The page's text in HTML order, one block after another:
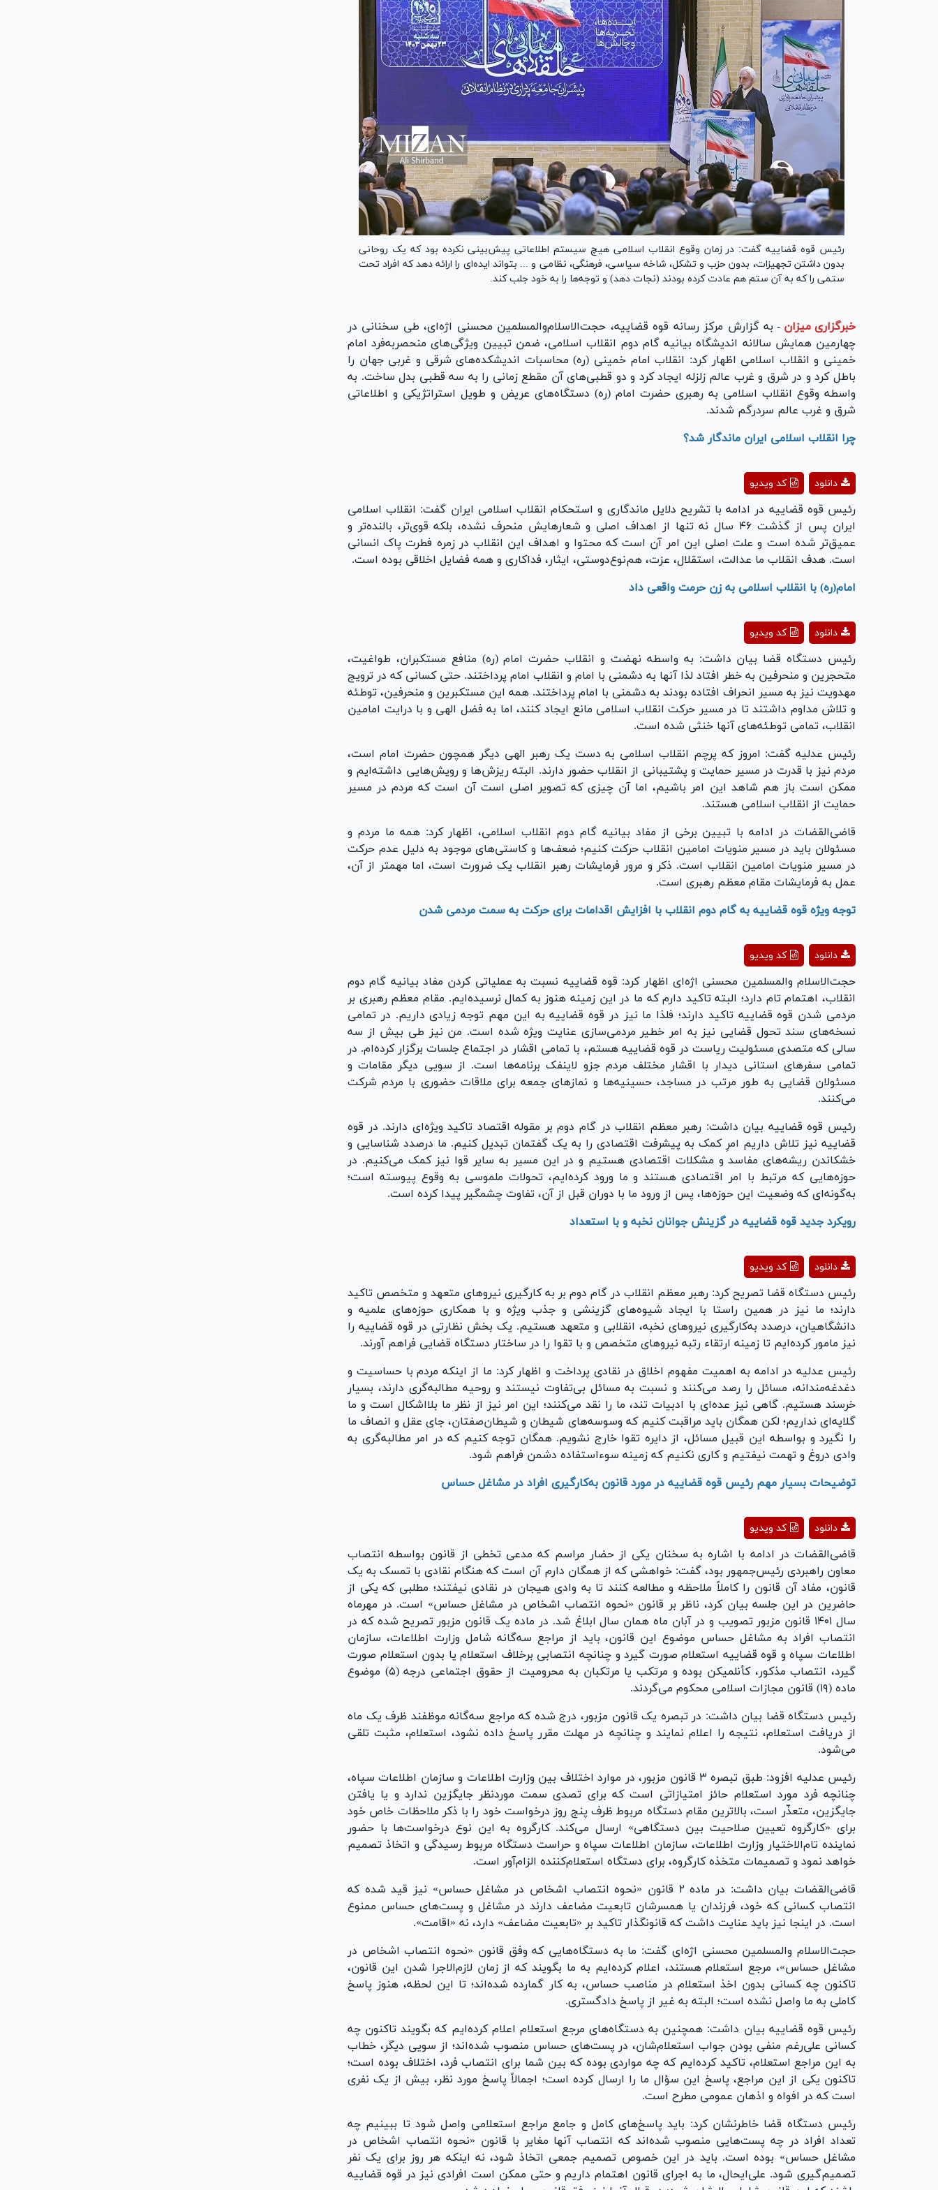
رئیس قوه قضاییه گفت: در زمان وقوع انقلاب اسلامی هیچ سیستم اطلاعاتی پیش‌بینی نکرده بود که یک روحانی
بدون داشتن تجهیزات، بدون حزب و تشکل، شاخه سیاسی، فرهنگی، نظامی و ... بتواند ایده‌ای را ارائه دهد که افراد تحت
ستمی را که به آن ستم هم عادت کرده بودند (نجات دهد) و توجه‌ها را به خود جلب کند.
خبرگزاری میزان - به گزارش مرکز رسانه قوه قضاییه، حجت‌الاسلام‌والمسلمین محسنی اژه‌ای، طی سخنانی در
چهارمین همایش سالانه اندیشگاه بیانیه گام دوم انقلاب اسلامی، ضمن تبیین ویژگی‌های منحصر‌به‌فرد امام
خمینی و انقلاب اسلامی اظهار کرد: انقلاب امام خمینی (ره) محاسبات اندیشکده‌های شرقی و غربی جهان را
باطل کرد و در شرق و غرب عالم زلزله ایجاد کرد و دو قطبی‌های آن مقطع زمانی را به سه قطبی بدل ساخت. به
واسطه وقوع انقلاب اسلامی به رهبری حضرت امام (ره) دستگاه‌های عریض و طویل استراتژیکی و اطلاعاتی
شرق و غرب عالم سردرگم شدند.
چرا انقلاب اسلامی ایران ماندگار شد؟
Video
کد ویدیو دانلود
رئیس قوه قضاییه در ادامه با تشریح دلایل ماندگاری و استحکام انقلاب اسلامی ایران گفت: انقلاب اسلامی
ایران پس از گذشت ۴۶ سال نه تنها از اهداف اصلی و شعارهایش منحرف نشده، بلکه قوی‌تر، بالنده‌تر و
عمیق‌تر شده است و علت اصلی این امر آن است که محتوا و اهداف این انقلاب در زمره فطرت پاک انسانی
است. هدف انقلاب ما عدالت، استقلال، عزت، هم‌نوع‌دوستی، ایثار، فداکاری و همه فضایل اخلاقی بوده است.
امام(ره) با انقلاب اسلامی به زن حرمت واقعی داد
Video
کد ویدیو دانلود
رئیس دستگاه قضا بیان داشت: به واسطه نهضت و انقلاب حضرت امام (ره) منافع مستکبران، طواغیت،
متحجرین و منحرفین به خطر افتاد لذا آنها به دشمنی با امام و انقلاب امام پرداختند. حتی کسانی که در ترویج
مهدویت نیز به مسیر انحراف افتاده بودند به دشمنی با امام پرداختند. همه این مستکبرین و منحرفین، توطئه
و تلاش مداوم داشتند تا در مسیر حرکت انقلاب اسلامی مانع ایجاد کنند، اما به فضل الهی و با درایت امامین
انقلاب، تمامی توطئه‌های آنها خنثی شده است.
رئیس عدلیه گفت: امروز که پرچم انقلاب اسلامی به دست یک رهبر الهی دیگر همچون حضرت امام است،
مردم نیز با قدرت در مسیر حمایت و پشتیبانی از انقلاب حضور دارند. البته ریزش‌ها و رویش‌هایی داشته‌ایم و
ممکن است باز هم شاهد این امر باشیم، اما آن چیزی که تصویر اصلی است آن است که مردم در مسیر
حمایت از انقلاب اسلامی هستند.
قاضی‌القضات در ادامه با تبیین برخی از مفاد بیانیه گام دوم انقلاب اسلامی، اظهار کرد: همه ما مردم و
مسئولان باید در مسیر منویات امامین انقلاب حرکت کنیم؛ ضعف‌ها و کاستی‌های موجود به دلیل عدم حرکت
در مسیر منویات امامین انقلاب است. ذکر و مرور فرمایشات رهبر انقلاب یک ضرورت است، اما مهمتر از آن،
عمل به فرمایشات مقام معظم رهبری است.
توجه ویژه قوه قضاییه به گام دوم انقلاب با افزایش اقدامات برای حرکت به سمت مردمی شدن
Video
کد ویدیو دانلود
حجت‌الاسلام والمسلمین محسنی اژه‌ای اظهار کرد: قوه قضاییه نسبت به عملیاتی کردن مفاد بیانیه گام دوم
انقلاب، اهتمام تام دارد؛ البته تاکید دارم که ما در این زمینه هنوز به کمال نرسیده‌ایم. مقام معظم رهبری بر
مردمی شدن قوه قضاییه تاکید دارند؛ فلذا ما نیز در قوه قضاییه به این مهم توجه زیادی داریم. در تمامی
نسخه‌های سند تحول قضایی نیز به امر خطیر مردمی‌سازی عنایت ویژه شده است. من نیز طی بیش از سه
سالی که متصدی مسئولیت ریاست در قوه قضاییه هستم، با تمامی اقشار در اجتماع جلسات برگزار کرده‌ام. در
تمامی سفر‌های استانی دیدار با اقشار مختلف مردم جزو لاینفک برنامه‌ها است. از سویی دیگر مقامات و
مسئولان قضایی به طور مرتب در مساجد، حسینیه‌ها و نماز‌های جمعه برای ملاقات حضوری با مردم شرکت
می‌کنند.
رئیس قوه قضاییه بیان داشت: رهبر معظم انقلاب در گام دوم بر مقوله اقتصاد تاکید ویژه‌ای دارند. در قوه
قضاییه نیز تلاش داریم امرِ کمک به پیشرفت اقتصادی را به یک گفتمان تبدیل کنیم. ما درصدد شناسایی و
خشکاندن ریشه‌های مفاسد و مشکلات اقتصادی هستیم و در این مسیر به سایر قوا نیز کمک می‌کنیم. در
حوزه‌هایی که مرتبط با امر اقتصادی هستند و ما ورود کرده‌ایم، تحولات ملموسی به وقوع پیوسته است؛
به‌گونه‌ای که وضعیت این حوزه‌ها، پس از ورود ما با دوران قبل از آن، تفاوت چشمگیر پیدا کرده است.
رویکرد جدید قوه قضاییه در گزینش جوانان نخبه و با استعداد
Video
کد ویدیو دانلود
رئیس دستگاه قضا تصریح کرد: رهبر معظم انقلاب در گام دوم بر به کارگیری نیرو‌های متعهد و متخصص تاکید
دارند؛ ما نیز در همین راستا با ایجاد شیوه‌های گزینشی و جذب ویژه و با همکاری حوزه‌های علمیه و
دانشگاهیان، درصدد به‌کارگیری نیرو‌های نخبه، انقلابی و متعهد هستیم. یک بخش نظارتی در قوه قضاییه را
نیز مامور کرده‌ایم تا زمینه ارتقاء رتبه نیرو‌های متخصص و با تقوا را در ساختار دستگاه قضایی فراهم آورند.
رئیس عدلیه در ادامه به اهمیت مفهوم اخلاق در نقادی پرداخت و اظهار کرد: ما از اینکه مردم با حساسیت و
دغدغه‌مندانه، مسائل را رصد می‌کنند و نسبت به مسائل بی‌تفاوت نیستند و روحیه مطالبه‌گری دارند، بسیار
خرسند هستیم. گاهی نیز عده‌ای با ادبیات تند، ما را نقد می‌کنند؛ این امر نیز از نظر ما بلااشکال است و ما
گلایه‌ای نداریم؛ لکن همگان باید مراقبت کنیم که وسوسه‌های شیطان و شیطان‌صفتان، جای عقل و انصاف ما
را نگیرد و بواسطه این قبیل مسائل، از دایره تقوا خارج نشویم. همگان توجه کنیم که در امر مطالبه‌گری به
وادی دروغ و تهمت نیفتیم و کاری نکنیم که زمینه سوء‌استفاده دشمن فراهم شود.
توضیحات بسیار مهم رئیس قوه قضاییه در مورد قانون به‌کارگیری افراد در مشاغل حساس
Video
کد ویدیو دانلود
قاضی‌القضات در ادامه با اشاره به سخنان یکی از حضار مراسم که مدعی تخطی از قانون بواسطه انتصاب
معاون راهبردی رئیس‌جمهور بود، گفت: خواهشی که از همگان دارم آن است که هنگام نقادی با تمسک به یک
قانون، مفاد آن قانون را کاملاً ملاحظه و مطالعه کنند تا به وادی هیجان در نقادی نیفتند؛ مطلبی که یکی از
حاضرین در این جلسه بیان کرد، ناظر بر قانون «نحوه انتصاب اشخاص در مشاغل حساس» است. در مهرماه
سال ۱۴۰۱ قانون مزبور تصویب و در آبان ماه همان سال ابلاغ شد. در ماده یک قانون مزبور تصریح شده که در
انتصاب افراد به مشاغل حساس موضوع این قانون، باید از مراجع سه‌گانه شامل وزارت اطلاعات، سازمان
اطلاعات سپاه و قوه قضاییه استعلام صورت گیرد و چنانچه انتصابی برخلاف استعلام یا بدون استعلام صورت
گیرد، انتصاب مذکور، کأن­لم­یکن بوده و مرتکب یا مرتکبان به محرومیت از حقوق اجتماعی درجه (۵) موضوع
ماده (۱۹) قانون مجازات اسلامی محکوم می‌گردند.
رئیس دستگاه قضا بیان داشت: در تبصره یک قانون مزبور، درج شده که مراجع سه‌گانه موظفند ظرف یک ماه
از دریافت استعلام، نتیجه را اعلام نمایند و چنانچه در مهلت مقرر پاسخ داده نشود، استعلام، مثبت تلقی
می‌شود.
رئیس عدلیه افزود: طبق تبصره ۳ قانون مزبور، در موارد اختلاف بین وزارت اطلاعات و سازمان اطلاعات سپاه،
چنانچه فرد مورد استعلام حائز امتیازاتی است که برای تصدی سمت موردنظر جایگزین ندارد و یا یافتن
جایگزین، متعذّر است، بالاترین مقام دستگاه مربوط ظرف پنج روز درخواست خود را با ذکر ملاحظات خاص خود
برای «کارگروه تعیین صلاحیت بین دستگاهی» ارسال می‌کند. کارگروه به این نوع درخواست­‌ها با حضور
نماینده تام‌الاختیار وزارت اطلاعات، سازمان اطلاعات سپاه و حراست دستگاه مربوط رسیدگی و اتخاذ تصمیم
خواهد نمود و تصمیمات متخذه کارگروه، برای دستگاه استعلام‌کننده الزام‌آور است.
قاضی‌القضات بیان داشت: در ماده ۲ قانون «نحوه انتصاب اشخاص در مشاغل حساس» نیز قید شده که
انتصاب کسانی که خود، فرزندان یا همسرشان تابعیت مضاعف دارند در مشاغل و پست‌های حساس ممنوع
است. در اینجا نیز باید عنایت داشت که قانونگذار تاکید بر «تابعیت مضاعف» دارد، نه «اقامت».
حجت‌الاسلام والمسلمین محسنی اژه‌ای گفت: ما به دستگاه‌هایی که وفق قانون «نحوه انتصاب اشخاص در
مشاغل حساس»، مرجع استعلام هستند، اعلام کرده‌ایم به ما بگویند که از زمان لازم‌الاجرا شدن این قانون،
تاکنون چه کسانی بدون اخذ استعلام در مناصب حساس، به کار گمارده شده‌اند؛ تا این لحظه، هنوز پاسخ
کاملی به ما واصل نشده است؛ البته به غیر از پاسخ دادگستری.
رئیس قوه قضاییه بیان داشت: همچنین به دستگاه‌های مرجع استعلام اعلام کرده‌ایم که بگویند تاکنون چه
کسانی علی‌رغم منفی بودن جواب استعلام‌شان، در پست‌های حساس منصوب شده‌اند؛ از سویی دیگر، خطاب
به این مراجع استعلام، تاکید کرده‌ایم که چه مواردی بوده که بین شما برای انتصاب فرد، اختلاف بوده است؛
تاکنون یکی از این مراجع، پاسخ این سؤال ما را ارسال کرده است؛ اجمالاً پاسخ مورد نظر، بیش از یک نفری
است که در افواه و اذهان عمومی مطرح است.
رئیس دستگاه قضا خاطرنشان کرد: باید پاسخ‌های کامل و جامع مراجع استعلامی واصل شود تا ببینیم چه
تعداد افراد در چه پست‌هایی منصوب شده‌اند که انتصاب آنها مغایر با قانون «نحوه انتصاب اشخاص در
مشاغل حساس» بوده است. باید در این خصوص تصمیم جمعی اتخاذ شود، نه اینکه هر روز برای یک نفر
تصمیم‌گیری شود. علی‌ایحال، ما به اجرای قانون اهتمام داریم و حتی ممکن است افرادی نیز در قوه قضاییه